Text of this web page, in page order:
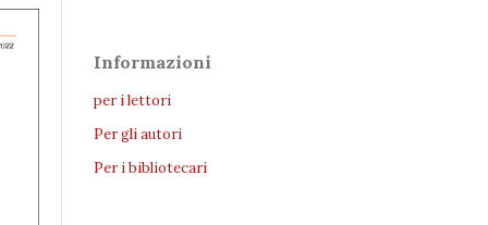
Informazioni
per i lettori
Per gli autori
Per i bibliotecari